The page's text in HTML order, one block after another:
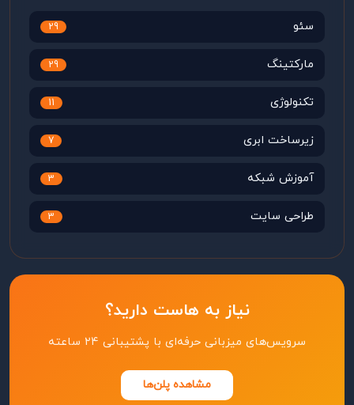
سئو 29
مارکتینگ 29
تکنولوژی 11
زیرساخت ابری 7
آموزش شبکه 3
طراحی سایت 3
نیاز به هاست دارید؟
سرویس‌های میزبانی حرفه‌ای با پشتیبانی ۲۴ ساعته
مشاهده پلن‌ها